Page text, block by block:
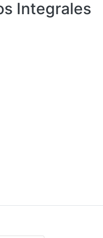
Integrales